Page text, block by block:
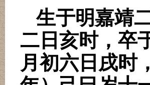
生于明嘉靖
二日亥时，卒
月初六日戌时